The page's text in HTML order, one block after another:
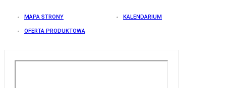
MAPA STRONY KALENDARIUM
OFERTA PRODUKTOWA